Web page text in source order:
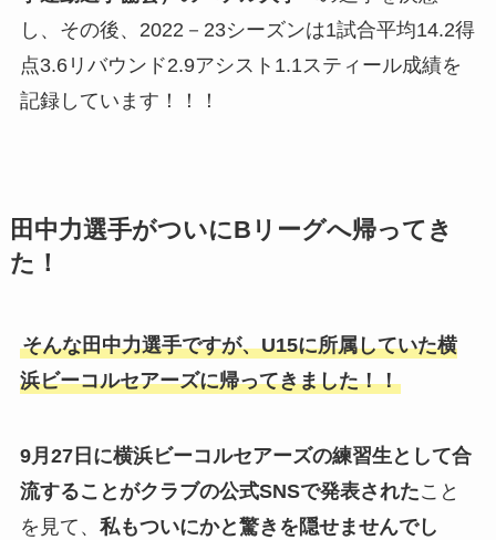
し、その後、2022－23シーズンは1試合平均14.2得
点3.6リバウンド2.9アシスト1.1スティール成績を
記録しています！！！
田中力選手がついにBリーグへ帰ってき
た！
そんな田中力選手ですが、U15に所属していた横
浜ビーコルセアーズに帰ってきました！！
9月27日に横浜ビーコルセアーズの練習生として合
流することがクラブの公式SNSで発表されたこと
を見て、 私もついにかと驚きを隠せませんでし